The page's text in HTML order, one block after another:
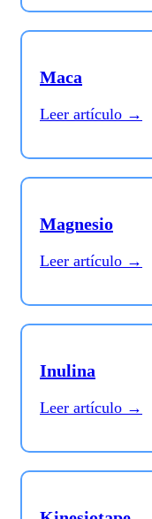
Maca
Leer artículo →
Magnesio
Leer artículo →
Inulina
Leer artículo →